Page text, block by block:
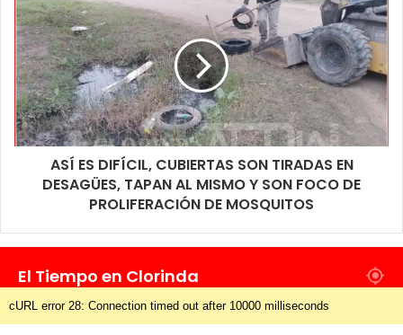
ASÍ ES DIFÍCIL, CUBIERTAS SON TIRADAS EN
DESAGÜES, TAPAN AL MISMO Y SON FOCO DE
PROLIFERACIÓN DE MOSQUITOS
El Tiempo en Clorinda
cURL error 28: Connection timed out after 10000 milliseconds